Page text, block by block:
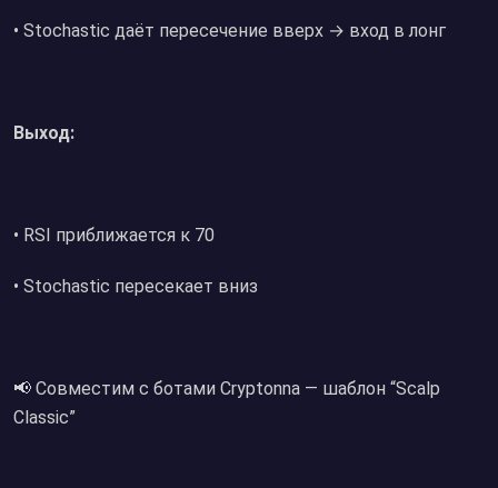
• Stochastic даёт пересечение вверх → вход в лонг
Выход:
• RSI приближается к 70
• Stochastic пересекает вниз
📢 Совместим с ботами Cryptonna — шаблон “Scalp
Classic”